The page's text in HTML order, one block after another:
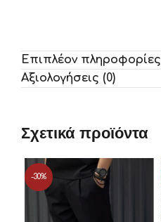
Επιπλέον πληροφορίες
Αξιολογήσεις (0)
Σχετικά προϊόντα
-30%